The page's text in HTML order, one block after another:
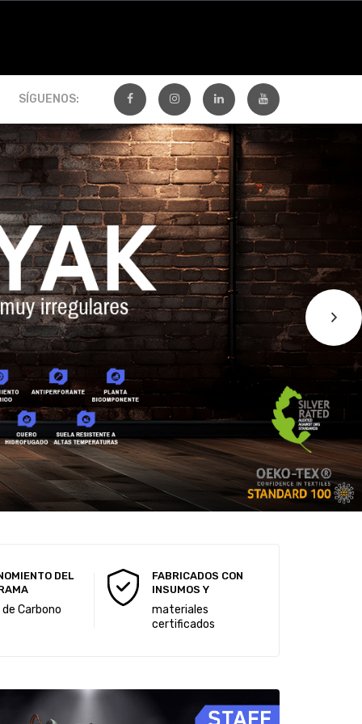
SÍGUENOS:
DEL
Carbono
FABRICADOS CON
INSUMOS Y
materiales
certificados